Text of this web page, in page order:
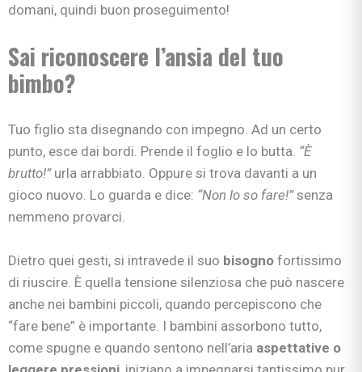
domani, quindi buon proseguimento!
Sai riconoscere l’ansia del tuo
bimbo?
Tuo figlio sta disegnando con impegno. Ad un certo
punto, esce dai bordi. Prende il foglio e lo butta. “È
brutto!”urla arrabbiato. Oppure si trova davanti a un
gioco nuovo. Lo guarda e dice: “Non lo so fare!”senza
nemmeno provarci.
Dietro quei gesti, si intravede il suo bisogno fortissimo
di riuscire. È quella tensione silenziosa che può nascere
anche nei bambini piccoli, quando percepiscono che
“fare bene” è importante. I bambini assorbono tutto,
come spugne e quando sentono nell’aria aspettative o